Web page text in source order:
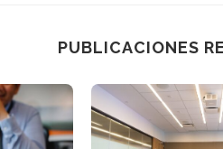
PUBLICACIONES